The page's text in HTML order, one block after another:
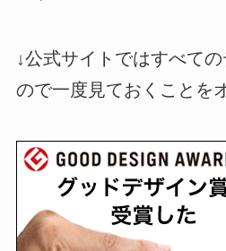
↓公式サイトではすべて
ので一度見ておくことを